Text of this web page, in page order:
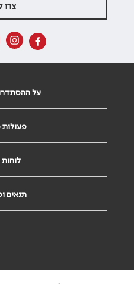
צרו
על
פעולות
תנאים